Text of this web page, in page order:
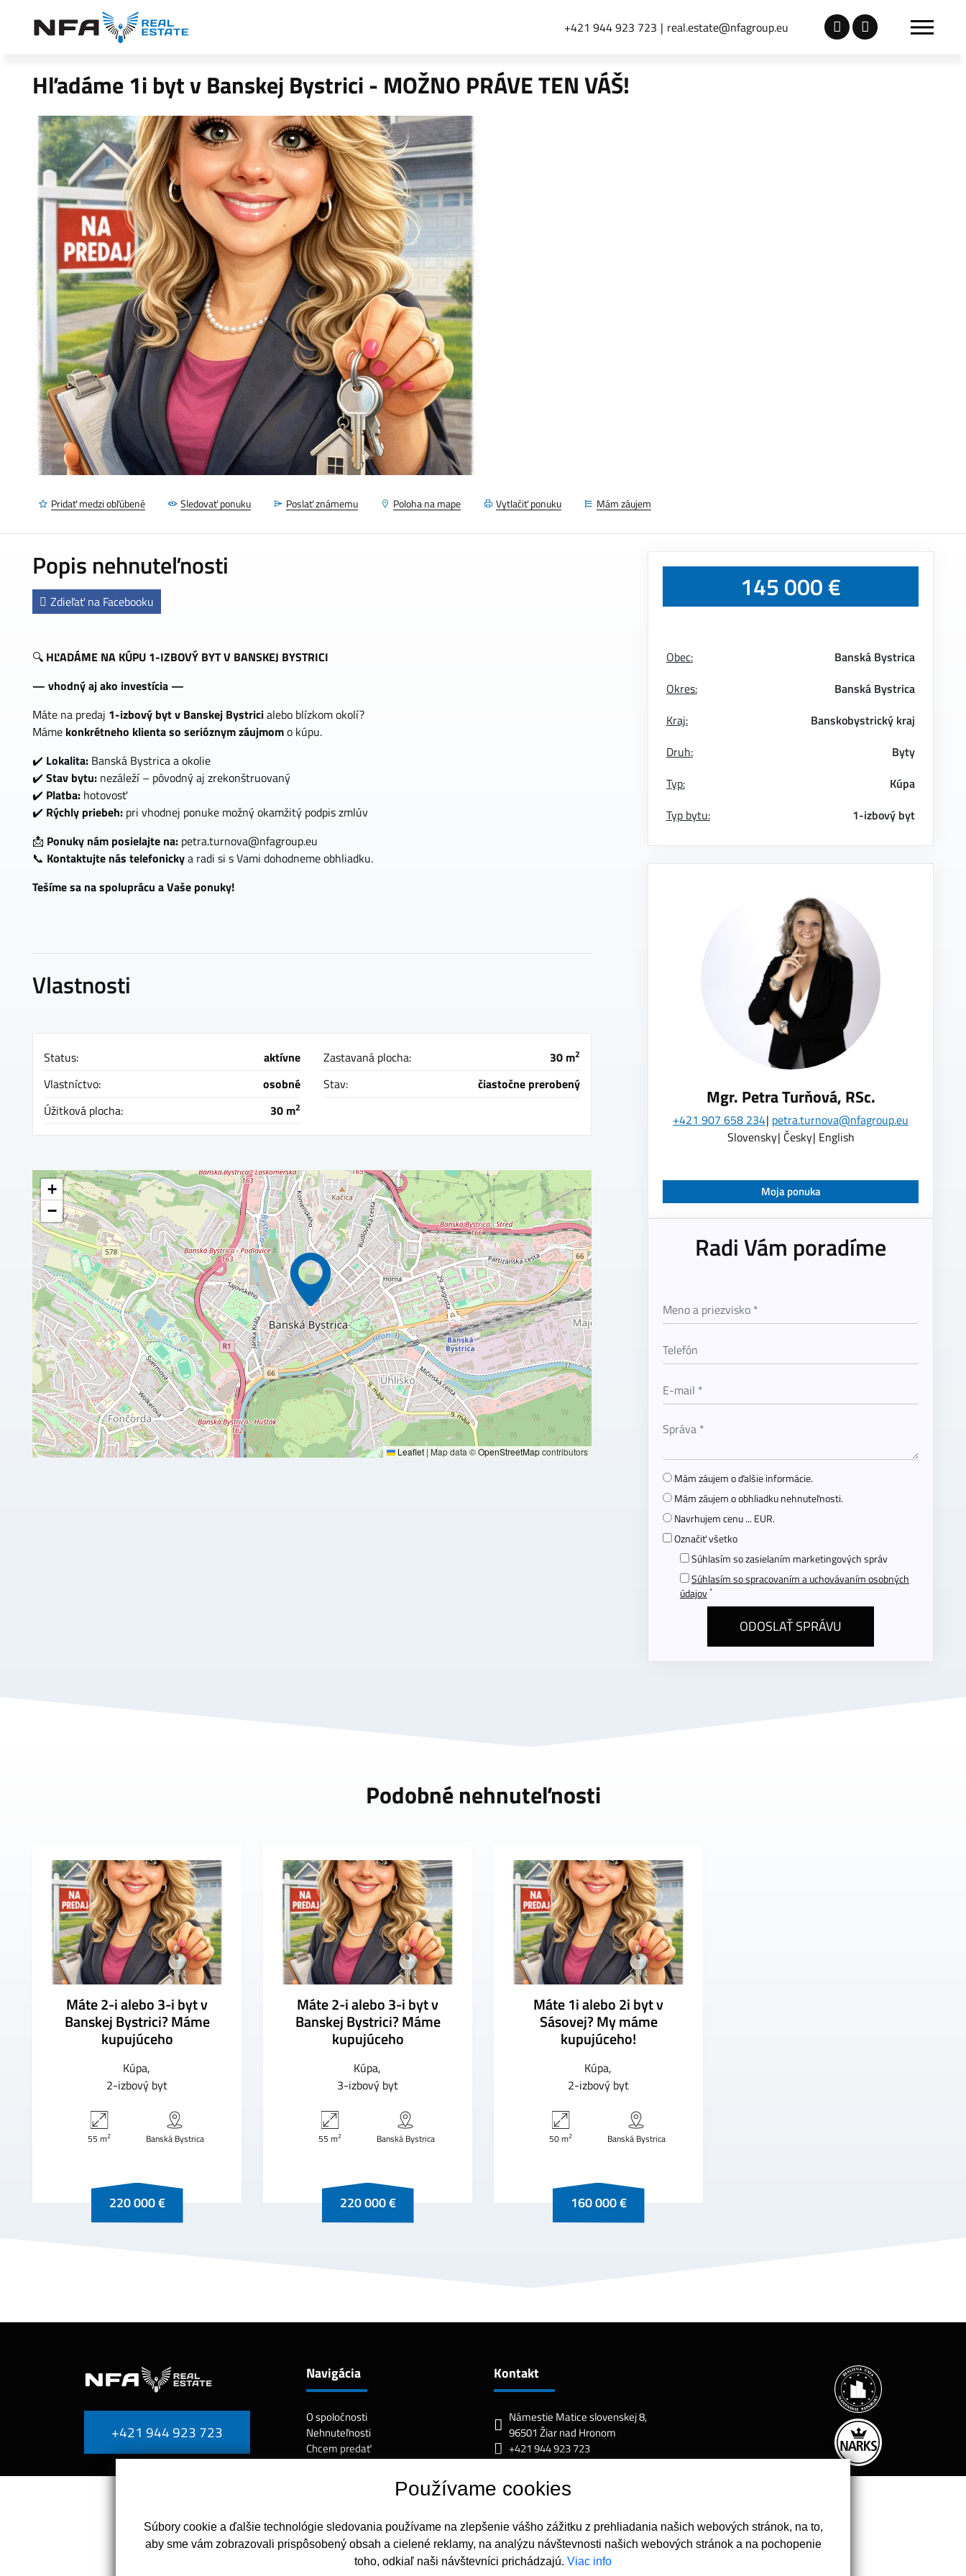
+421 944 923 723 real.estate@nfagroup.eu
Hľadáme 1i byt v Banskej Bystrici - MOŽNO PRÁVE TEN VÁŠ!
Pridať medzi obľúbené Sledovať ponuku Poslať známemu Poloha na mape Vytlačiť ponuku Mám záujem
Popis nehnuteľnosti
Zdieľať na Facebooku
🔍 HĽADÁME NA KÚPU 1-IZBOVÝ BYT V BANSKEJ BYSTRICI
— vhodný aj ako investícia —
Máte na predaj 1-izbový byt v Banskej Bystricialebo blízkom okolí?
Máme konkrétneho klienta so serióznym záujmomo kúpu.
✔️ Lokalita: Banská Bystrica a okolie
✔️ Stav bytu: nezáleží – pôvodný aj zrekonštruovaný
✔️ Platba: hotovosť
✔️ Rýchly priebeh: pri vhodnej ponuke možný okamžitý podpis zmlúv
📩 Ponuky nám posielajte na: petra.turnova@nfagroup.eu
📞 Kontaktujte nás telefonickya radi si s Vami dohodneme obhliadku.
Tešíme sa na spoluprácu a Vaše ponuky!
Vlastnosti
Status:
aktívne
Vlastníctvo:
osobné
Úžitková plocha:
30 m2
Zastavaná plocha: 30 m2
Stav: čiastočne prerobený
+
−
Leaflet | Map data ©OpenStreetMapcontributors
145 000 €
Obec:
Banská Bystrica
Okres:
Banská Bystrica
Kraj:
Banskobystrický kraj
Druh:
Byty
Typ:
Kúpa
Typ bytu:
1-izbový byt
Mgr. Petra Turňová, RSc.
+421 907 658 234 petra.turnova@nfagroup.eu
Slovensky Česky English
Moja ponuka
Radi Vám poradíme
Mám záujem o ďalšie informácie.
Mám záujem o obhliadku nehnuteľnosti.
Navrhujem cenu ... EUR.
Označiť všetko
Súhlasím so zasielaním marketingových správ
Súhlasím so spracovaním a uchovávaním osobných
údajov*
Podobné nehnuteľnosti
Máte 2-i alebo 3-i byt v
Banskej Bystrici? Máme
kupujúceho
Kúpa
2-izbový byt
55 m2 Banská Bystrica
220 000 €
Máte 2-i alebo 3-i byt v
Banskej Bystrici? Máme
kupujúceho
Kúpa
3-izbový byt
55 m2 Banská Bystrica
220 000 €
Máte 1i alebo 2i byt v
Sásovej? My máme
kupujúceho!
Kúpa
2-izbový byt
50 m2 Banská Bystrica
160 000 €
+421 944 923 723
Navigácia
O spoločnosti
Nehnuteľnosti
Chcem predať
Služby
Reklamačný poriadok
Kontakt
Kontakt
Námestie Matice slovenskej 8,
96501 Žiar nad Hronom
+421 944 923 723
Používame cookies
Súbory cookie a ďalšie technológie sledovania používame na zlepšenie vášho zážitku z prehliadania našich webových stránok, na to,
aby sme vám zobrazovali prispôsobený obsah a cielené reklamy, na analýzu návštevnosti našich webových stránok a na pochopenie
toho, odkiaľ naši návštevníci prichádzajú. Viac info